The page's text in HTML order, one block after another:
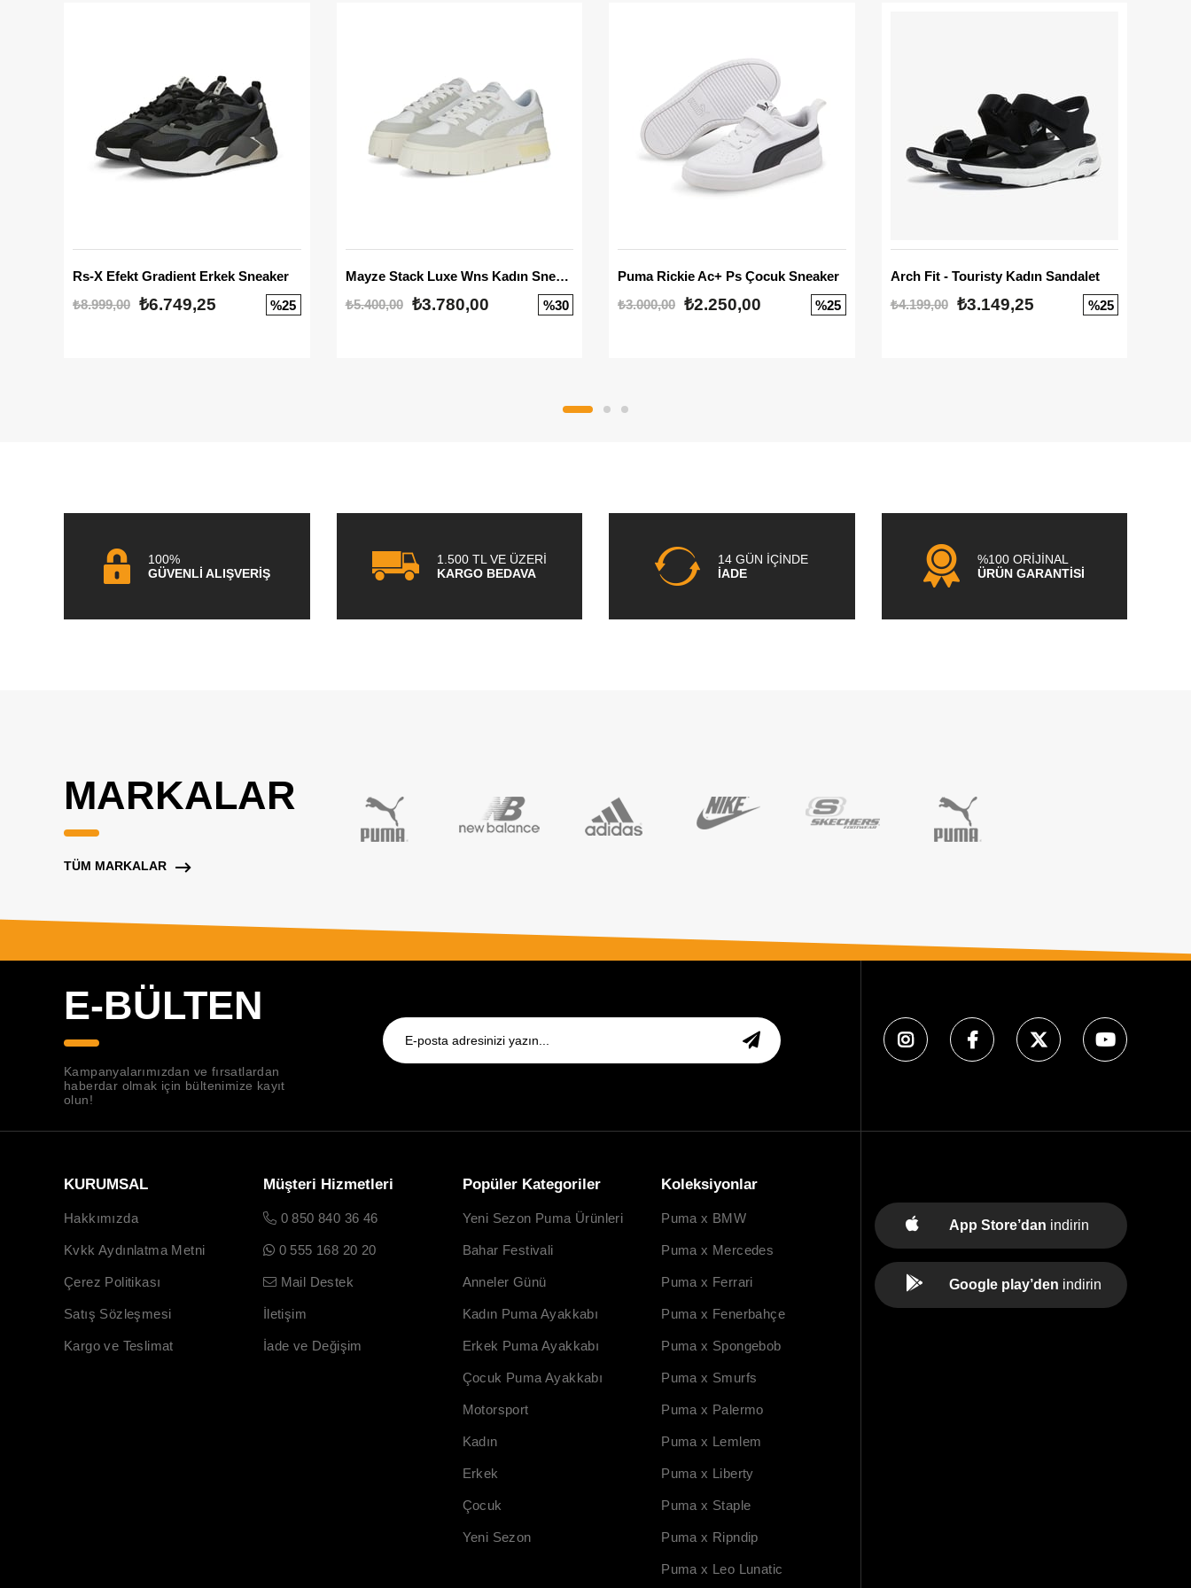
Rs-X Efekt Gradient Erkek Sneaker
₺8.999,00 ₺6.749,25 %25
Mayze Stack Luxe Wns Kadın Sneaker
₺5.400,00
₺3.780,00 %30
Puma Rickie Ac+ Ps Çocuk Sneaker
₺3.000,00 ₺2.250,00 %25
Arch Fit - Touristy Kadın Sandalet
₺4.199,00
₺3.149,25 %25
100%
GÜVENLİ ALIŞVERİŞ
1.500 TL VE ÜZERİ
KARGO BEDAVA
14 GÜN İÇİNDE
İADE
%100 ORİJİNAL
ÜRÜN GARANTİSİ
MARKALAR
TÜM MARKALAR
E-BÜLTEN
Kampanyalarımızdan ve fırsatlardan
haberdar olmak için bültenimize kayıt
olun!
KURUMSAL
Hakkımızda
Kvkk Aydınlatma Metni
Çerez Politikası
Satış Sözleşmesi
Kargo ve Teslimat
Müşteri Hizmetleri
0 850 840 36 46
0 555 168 20 20
Mail Destek
İletişim
İade ve Değişim
Popüler Kategoriler
Yeni Sezon Puma Ürünleri
Bahar Festivali
Anneler Günü
Kadın Puma Ayakkabı
Erkek Puma Ayakkabı
Çocuk Puma Ayakkabı
Motorsport
Kadın
Erkek
Çocuk
Yeni Sezon
Koleksiyonlar
Puma x BMW
Puma x Mercedes
Puma x Ferrari
Puma x Fenerbahçe
Puma x Spongebob
Puma x Smurfs
Puma x Palermo
Puma x Lemlem
Puma x Liberty
Puma x Staple
Puma x Ripndip
Puma x Leo Lunatic
App Store’dan indirin
Google play’den indirin